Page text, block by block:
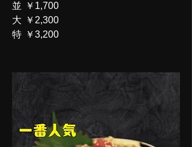
並
￥1,700
大
￥2,300
特 ￥3,200